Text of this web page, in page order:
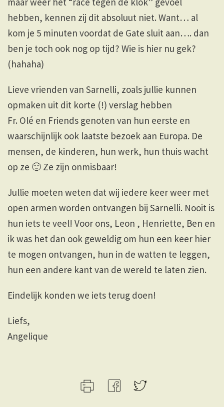
hebben, kennen zij dit absoluut niet. Want… al
kom je 5 minuten voordat de Gate sluit aan…. dan
ben je toch ook nog op tijd? Wie is hier nu gek?
(hahaha)
Lieve vrienden van Sarnelli, zoals jullie kunnen
opmaken uit dit korte (!) verslag hebben
Fr. Olé en Friends genoten van hun eerste en
waarschijnlijk ook laatste bezoek aan Europa. De
mensen, de kinderen, hun werk, hun thuis wacht
op ze 🙂 Ze zijn onmisbaar!
Jullie moeten weten dat wij iedere keer weer met
open armen worden ontvangen bij Sarnelli. Nooit is
hun iets te veel! Voor ons, Leon , Henriette, Ben en
ik was het dan ook geweldig om hun een keer hier
te mogen ontvangen, hun in de watten te leggen,
hun een andere kant van de wereld te laten zien.
Eindelijk konden we iets terug doen!
Liefs,
Angelique